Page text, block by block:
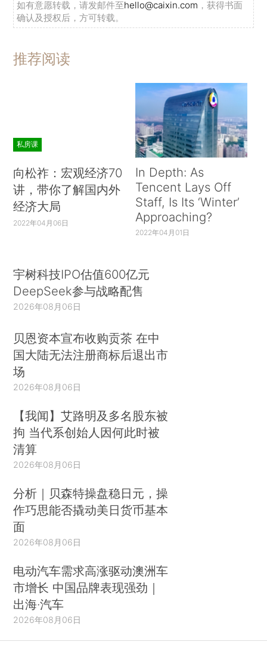
如有意愿转载，请发邮件至hello@caixin.com ，获得书面
确认及授权后，方可转载。
推荐阅读
私房课
向松祚：宏观经济70
讲，带你了解国内外
经济大局
2022年04月06日
In Depth: As
Tencent Lays Off
Staff, Is Its ‘Winter’
Approaching?
2022年04月01日
宇树科技IPO估值600亿元
DeepSeek参与战略配售
2026年08月06日
贝恩资本宣布收购贡茶 在中
国大陆无法注册商标后退出市
场
2026年08月06日
【我闻】艾路明及多名股东被
拘 当代系创始人因何此时被
清算
2026年08月06日
分析｜贝森特操盘稳日元，操
作巧思能否撬动美日货币基本
面
2026年08月06日
电动汽车需求高涨驱动澳洲车
市增长 中国品牌表现强劲｜
出海·汽车
2026年08月06日